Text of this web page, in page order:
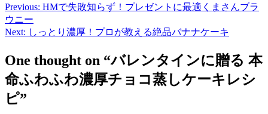
投
稿
ビ
ゲ
ー
Previous: HMで失敗知らず！プレゼントに最適くまさんブラ
ウニー
Next: しっとり濃厚！プロが教える絶品バナナケーキ
One thought on “バレンタインに贈る 本
命ふわふわ濃厚チョコ蒸しケーキレシ
ピ”